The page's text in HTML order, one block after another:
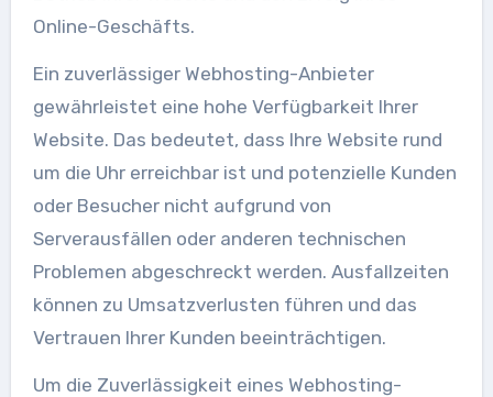
Online-Geschäfts.
Ein zuverlässiger Webhosting-Anbieter
gewährleistet eine hohe Verfügbarkeit Ihrer
Website. Das bedeutet, dass Ihre Website rund
um die Uhr erreichbar ist und potenzielle Kunden
oder Besucher nicht aufgrund von
Serverausfällen oder anderen technischen
Problemen abgeschreckt werden. Ausfallzeiten
können zu Umsatzverlusten führen und das
Vertrauen Ihrer Kunden beeinträchtigen.
Um die Zuverlässigkeit eines Webhosting-